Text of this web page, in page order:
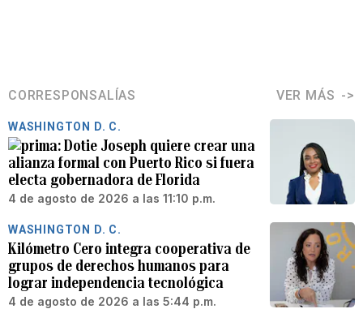
CORRESPONSALÍAS VER MÁS
WASHINGTON D. C.
Dotie Joseph quiere crear una
alianza formal con Puerto Rico si fuera
electa gobernadora de Florida
4 de agosto de 2026 a las 11:10 p.m.
WASHINGTON D. C.
Kilómetro Cero integra cooperativa de
grupos de derechos humanos para
lograr independencia tecnológica
4 de agosto de 2026 a las 5:44 p.m.